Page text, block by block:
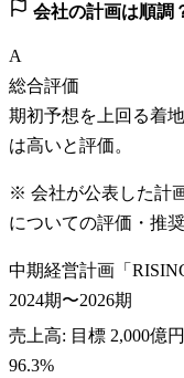
会社の計画は順調
A
総合評価
期初予想を上回る着
は高いと評価。
※ 会社が公表した計
についての評価・推
中期経営計画「
2024期〜2026期
売上高: 目標 2,000億円
96.3%